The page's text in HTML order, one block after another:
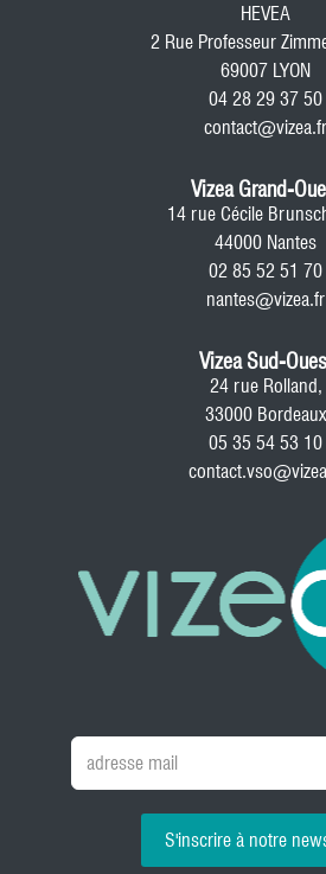
HEVEA
2 Rue Professeur
69007 LYON
04 28 29 37 50
contact@vizea.fr
Vizea Grand-
14 rue Cécile
44000 Nantes
02 85 52 51 70
nantes@vizea.fr
Vizea Sud-
24 rue Rolland,
33000 Bordeaux
05 35 54 53 10
S'inscrire à notre